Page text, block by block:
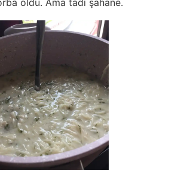
oldu. Ama tadı şahane.